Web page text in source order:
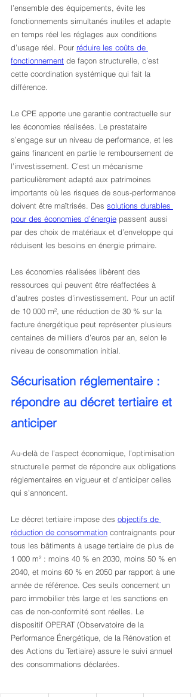
l’ensemble des équipements, évite les
fonctionnements simultanés inutiles et adapte
en temps réel les réglages aux conditions
d’usage réel. Pour réduire les coûts de
fonctionnement de façon structurelle, c’est
cette coordination systémique qui fait la
différence.
Le CPE apporte une garantie contractuelle sur
les économies réalisées. Le prestataire
s’engage sur un niveau de performance, et les
gains financent en partie le remboursement de
l’investissement. C’est un mécanisme
particulièrement adapté aux patrimoines
importants où les risques de sous-performance
doivent être maîtrisés. Des solutions durables
pour des économies d’énergie passent aussi
par des choix de matériaux et d’enveloppe qui
réduisent les besoins en énergie primaire.
Les économies réalisées libèrent des
ressources qui peuvent être réaffectées à
d’autres postes d’investissement. Pour un actif
de 10 000 m², une réduction de 30 % sur la
facture énergétique peut représenter plusieurs
centaines de milliers d’euros par an, selon le
niveau de consommation initial.
Sécurisation réglementaire :
répondre au décret tertiaire et
anticiper
Au-delà de l’aspect économique, l’optimisation
structurelle permet de répondre aux obligations
réglementaires en vigueur et d’anticiper celles
qui s’annoncent.
Le décret tertiaire impose des objectifs de
réduction de consommation contraignants pour
tous les bâtiments à usage tertiaire de plus de
1 000 m² : moins 40 % en 2030, moins 50 % en
2040, et moins 60 % en 2050 par rapport à une
année de référence. Ces seuils concernent un
parc immobilier très large et les sanctions en
cas de non-conformité sont réelles. Le
dispositif OPERAT (Observatoire de la
Performance Énergétique, de la Rénovation et
des Actions du Tertiaire) assure le suivi annuel
des consommations déclarées.